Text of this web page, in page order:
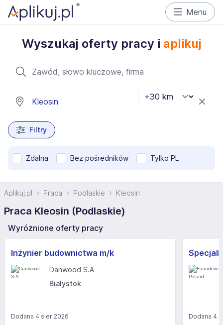
Menu
Wyszukaj oferty pracy i aplikuj
Filtry
Zdalna Bez pośredników Tylko PL
Aplikuj.pl Praca Podlaskie Kleosin
Praca Kleosin (Podlaskie)
Wyróżnione oferty pracy
Inżynier budownictwa m/k
Danwood S.A
Białystok
Dodana 4 sier 2026 Dodana 4